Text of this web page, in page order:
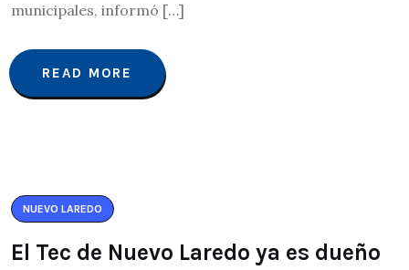
municipales, informó […]
READ MORE
NUEVO LAREDO
El Tec de Nuevo Laredo ya es dueño